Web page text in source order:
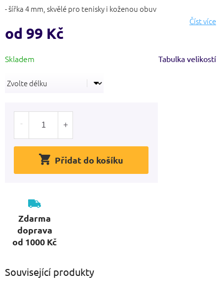
hvězdiček.
- šířka 4 mm, skvělé pro tenisky i koženou obuv
Číst více
od 99 Kč
cena:
Tabulka velikostí
Přidat do košíku
Zdarma
doprava
od 1000 Kč
Související produkty